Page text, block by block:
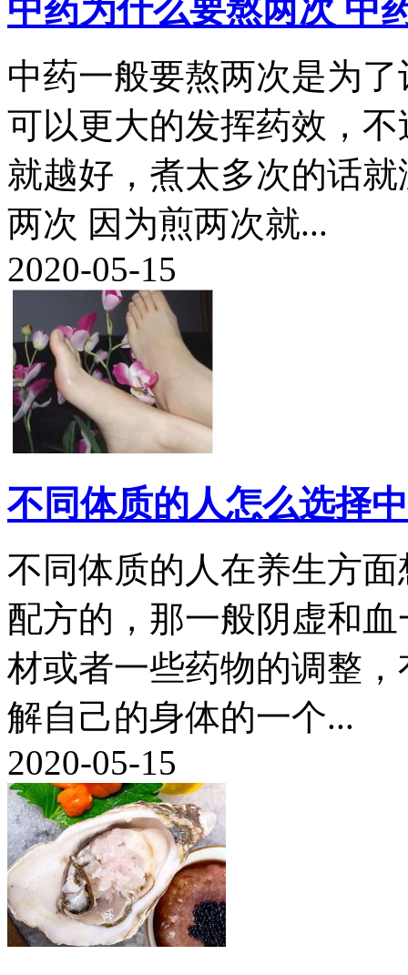
中药为什么要熬两次 中
中药一般要熬两次是为
可以更大的发挥药效，
就越好，煮太多次的话
两次 因为煎两次就...
2020-05-15
不同体质的人怎么选择
不同体质的人在养生方
配方的，那一般阴虚和
材或者一些药物的调整
解自己的身体的一个...
2020-05-15